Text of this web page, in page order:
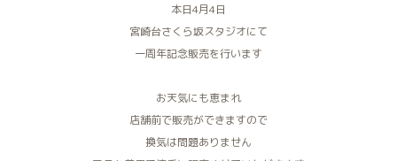
本日4月4日
宮崎台さくら坂スタジオにて
一周年記念販売を行います
お天気にも恵まれ
店舗前で販売ができますので
換気は問題ありません